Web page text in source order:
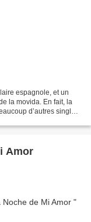
espagnole, et un
la movida. En fait, la
d’autres singles
Amor